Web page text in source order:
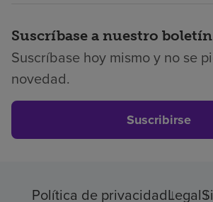
Suscríbase a nuestro boletín
Suscríbase hoy mismo y no se
novedad.
Suscribirse
Política de privacidadLegal